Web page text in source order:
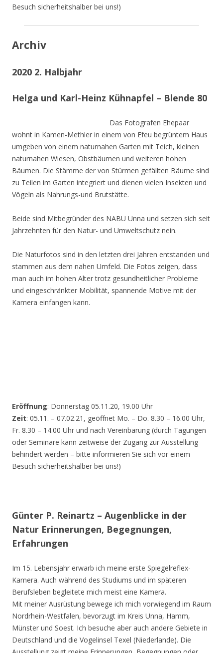
Besuch sicherheitshalber bei uns!)
Archiv
2020 2. Halbjahr
Helga und Karl-Heinz Kühnapfel – Blende 80
Das Fotografen Ehepaar
wohnt in Kamen-Methler in einem von Efeu begrüntem Haus
umgeben von einem naturnahen Garten mit Teich, kleinen
naturnahen Wiesen, Obstbäumen und weiteren hohen
Bäumen. Die Stämme der von Stürmen gefällten Bäume sind
zu Teilen im Garten integriert und dienen vielen Insekten und
Vögeln als Nahrungs-und Brutstätte.
Beide sind Mitbegründer des NABU Unna und setzen sich seit
Jahrzehnten für den Natur- und Umweltschutz nein.
Die Naturfotos sind in den letzten drei Jahren entstanden und
stammen aus dem nahen Umfeld. Die Fotos zeigen, dass
man auch im hohen Alter trotz gesundheitlicher Probleme
und eingeschränkter Mobilität, spannende Motive mit der
Kamera einfangen kann.
Eröffnung: Donnerstag 05.11.20, 19.00 Uhr
Zeit: 05.11. – 07.02.21, geöffnet Mo. – Do. 8.30 – 16.00 Uhr,
Fr. 8.30 – 14.00 Uhr und nach Vereinbarung (durch Tagungen
oder Seminare kann zeitweise der Zugang zur Ausstellung
behindert werden – bitte informieren Sie sich vor einem
Besuch sicherheitshalber bei uns!)
Günter P. Reinartz – Augenblicke in der
Natur Erinnerungen, Begegnungen,
Erfahrungen
Im 15. Lebensjahr erwarb ich meine erste Spiegelreflex-
Kamera. Auch während des Studiums und im späteren
Berufsleben begleitete mich meist eine Kamera.
Mit meiner Ausrüstung bewege ich mich vorwiegend im Raum
Nordrhein-Westfalen, bevorzugt im Kreis Unna, Hamm,
Münster und Soest. Ich besuche aber auch andere Gebiete in
Deutschland und die Vogelinsel Texel (Niederlande). Die